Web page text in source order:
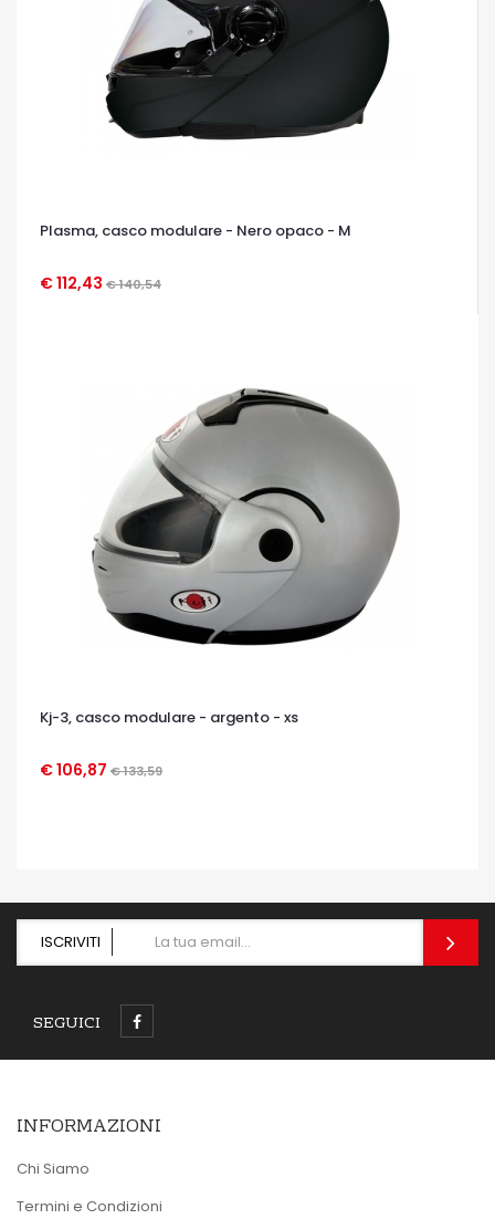
Plasma, casco modulare - Nero opaco - M
€ 112,43 € 140,54
OCCHIATA VELOCE
Kj-3, casco modulare - argento - xs
€ 106,87 € 133,59
OCCHIATA VELOCE
ISCRIVITI
SEGUICI
INFORMAZIONI
Chi Siamo
Termini e Condizioni